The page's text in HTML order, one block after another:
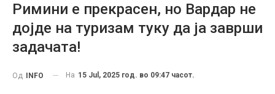
Римини е прекрасен, но Вардар не
дојде на туризам туку да ја заврши
задачата!
Од INFO На 15 Jul, 2025 год. во 09:47 часот.